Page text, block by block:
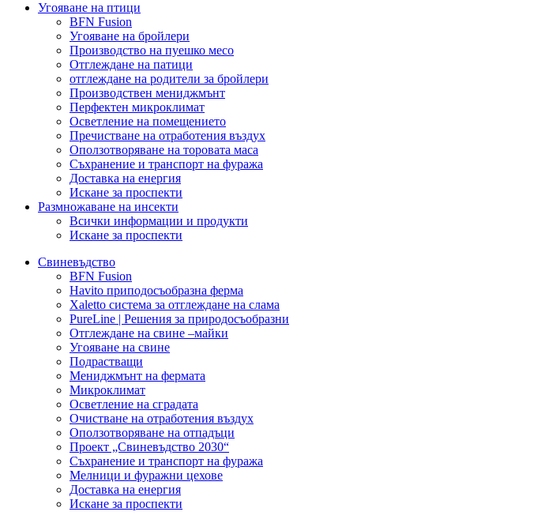
Угояване на птици
BFN Fusion
Угояване на бройлери
Производство на пуешко месо
Отглеждане на патици
отглеждане на родители за бройлери
Производствен мениджмънт
Перфектен микроклимат
Осветление на помещението
Пречистване на отработения въздух
Оползотворяване на торовата маса
Съхранение и транспорт на фуража
Доставка на енергия
Искане за проспекти
Размножаване на инсекти
Всички информации и продукти
Искане за проспекти
Свиневъдство
BFN Fusion
Havito приподосъобразна ферма
Xaletto система за отглеждане на слама
PureLine | Решения за природосъобразни
Отглеждане на свине –майки
Угояване на свине
Подрастващи
Мениджмънт на фермата
Микроклимат
Осветление на сградата
Очистване на отработения въздух
Оползотворяване на отпадъци
Проект „Свиневъдство 2030“
Съхранение и транспорт на фуража
Мелници и фуражни цехове
Доставка на енергия
Искане за проспекти